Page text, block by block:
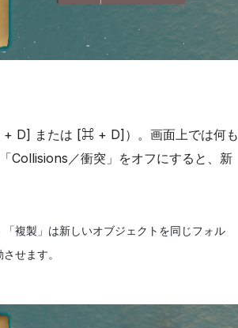
+ D] または [⌘ + D]）。画面上では何も
Collisions／衝突」をオフにすると、新
複製」は新しいオブジェクトを同じフォル
せます。